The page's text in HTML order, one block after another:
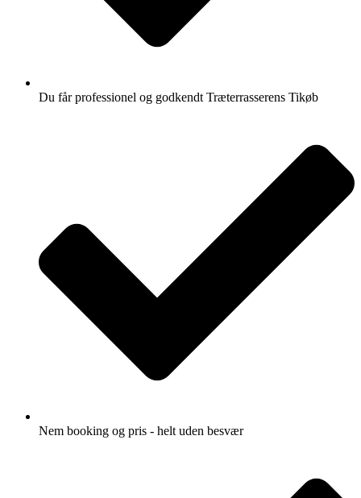
Du får professionel og godkendt Træterrasserens Tikøb
Nem booking og pris - helt uden besvær